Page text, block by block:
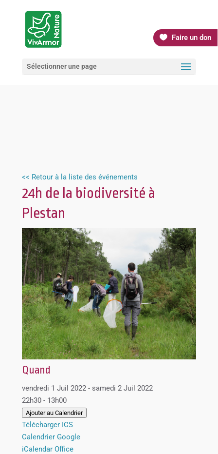
Faire un don
Sélectionner une page
<< Retour à la liste des événements
24h de la biodiversité à
Plestan
Quand
vendredi 1 Juil 2022 - samedi 2 Juil 2022
22h30 - 13h00
Ajouter au Calendrier
Télécharger ICS
Calendrier Google
iCalendar Office